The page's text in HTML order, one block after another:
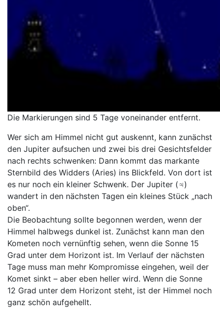
Die Markierungen sind 5 Tage voneinander entfernt.
Wer sich am Himmel nicht gut auskennt, kann zunächst
den Jupiter aufsuchen und zwei bis drei Gesichtsfelder
nach rechts schwenken: Dann kommt das markante
Sternbild des Widders (Aries) ins Blickfeld. Von dort ist
es nur noch ein kleiner Schwenk. Der Jupiter (♃)
wandert in den nächsten Tagen ein kleines Stück „nach
oben“.
Die Beobachtung sollte begonnen werden, wenn der
Himmel halbwegs dunkel ist. Zunächst kann man den
Kometen noch vernünftig sehen, wenn die Sonne 15
Grad unter dem Horizont ist. Im Verlauf der nächsten
Tage muss man mehr Kompromisse eingehen, weil der
Komet sinkt – aber eben heller wird. Wenn die Sonne
12 Grad unter dem Horizont steht, ist der Himmel noch
ganz schön aufgehellt.